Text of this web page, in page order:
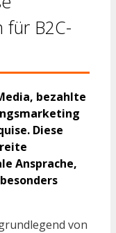
für B2C-
bezahlte
Diese
Ansprache,
von